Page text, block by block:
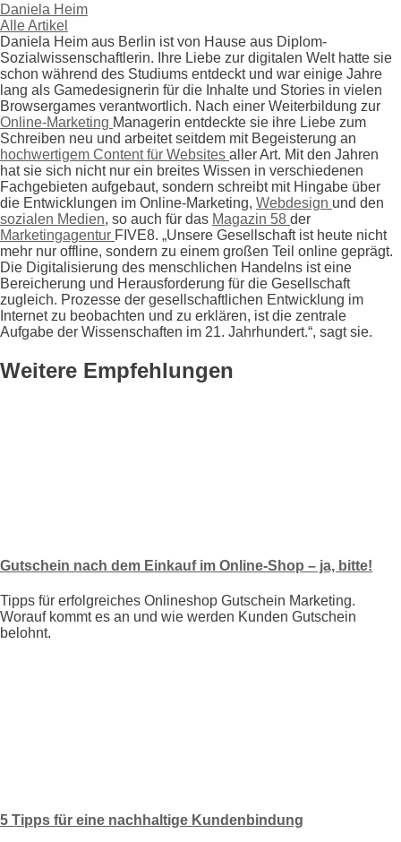
Daniela Heim
Alle Artikel
Daniela Heim aus Berlin ist von Hause aus Diplom-
Sozialwissenschaftlerin. Ihre Liebe zur digitalen Welt hatte sie
schon während des Studiums entdeckt und war einige Jahre
lang als Gamedesignerin für die Inhalte und Stories in vielen
Browsergames verantwortlich. Nach einer Weiterbildung zur
Online-Marketing Managerin entdeckte sie ihre Liebe zum
Schreiben neu und arbeitet seitdem mit Begeisterung an
hochwertigem Content für Websites aller Art. Mit den Jahren
hat sie sich nicht nur ein breites Wissen in verschiedenen
Fachgebieten aufgebaut, sondern schreibt mit Hingabe über
die Entwicklungen im Online-Marketing, Webdesign und den
sozialen Medien, so auch für das Magazin 58 der
Marketingagentur FIVE8. „Unsere Gesellschaft ist heute nicht
mehr nur offline, sondern zu einem großen Teil online geprägt.
Die Digitalisierung des menschlichen Handelns ist eine
Bereicherung und Herausforderung für die Gesellschaft
zugleich. Prozesse der gesellschaftlichen Entwicklung im
Internet zu beobachten und zu erklären, ist die zentrale
Aufgabe der Wissenschaften im 21. Jahrhundert.“, sagt sie.
Weitere Empfehlungen
Gutschein nach dem Einkauf im Online-Shop – ja, bitte!
Tipps für erfolgreiches Onlineshop Gutschein Marketing.
Worauf kommt es an und wie werden Kunden Gutschein
belohnt.
5 Tipps für eine nachhaltige Kundenbindung